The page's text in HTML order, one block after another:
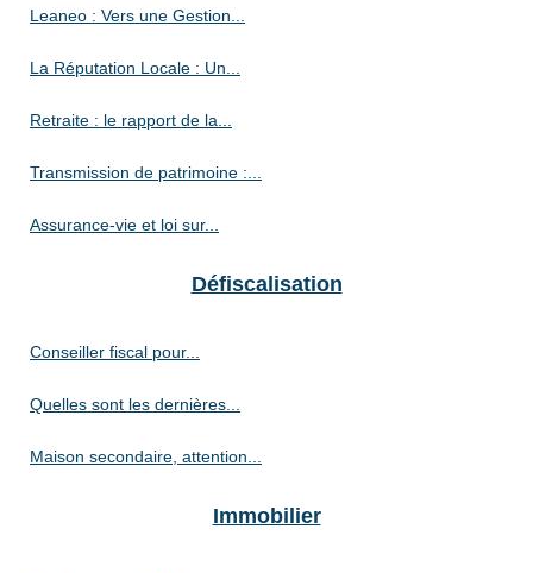
Leaneo : Vers une Gestion...
La Réputation Locale : Un...
Retraite : le rapport de la...
Transmission de patrimoine :...
Assurance-vie et loi sur...
Défiscalisation
Conseiller fiscal pour...
Quelles sont les dernières...
Maison secondaire, attention...
Immobilier